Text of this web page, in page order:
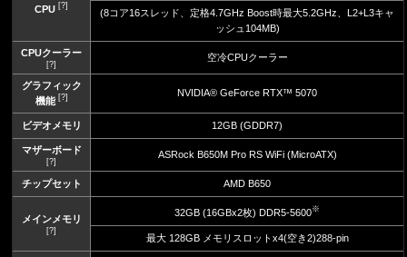
CPU [?]
(8コア16スレッド、定格4.7GHz Boost時最大5.2GHz、L2+L3キャ
ッシュ104MB)
CPUクーラー
[?]
空冷CPUクーラー
グラフィック
機能[?] NVIDIA® GeForce RTX™ 5070
ビデオメモリ 12GB (GDDR7)
マザーボード
[?]
ASRock B650M Pro RS WiFi (MicroATX)
チップセット AMD B650
メインメモリ
[?]
32GB (16GBx2枚) DDR5-5600※
最大 128GB メモリスロットx4(空き2)288-pin